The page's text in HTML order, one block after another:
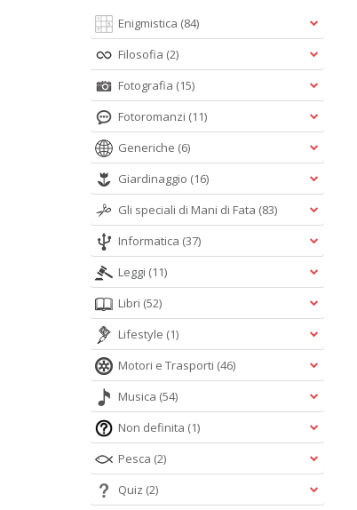
Enigmistica (84)
Filosofia (2)
Fotografia (15)
Fotoromanzi (11)
Generiche (6)
Giardinaggio (16)
Gli speciali di Mani di Fata (83)
Informatica (37)
Leggi (11)
Libri (52)
Lifestyle (1)
Motori e Trasporti (46)
Musica (54)
Non definita (1)
Pesca (2)
Quiz (2)